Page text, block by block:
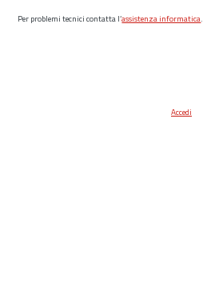
Per problemi tecnici contatta l’assistenza informatica.
Accedi